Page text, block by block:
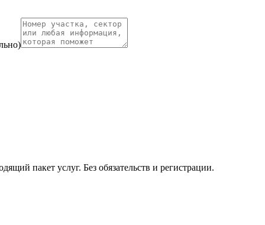
пакет услуг. Без обязательств и регистрации.